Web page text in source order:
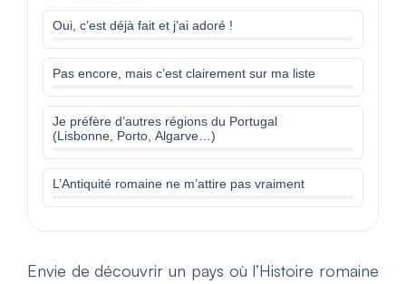
Oui, c’est déjà fait et j’ai adoré !
Pas encore, mais c’est clairement sur ma liste
Je préfère d’autres régions du Portugal
(Lisbonne, Porto, Algarve…)
L’Antiquité romaine ne m’attire pas vraiment
Envie de découvrir un pays où l’Histoire romaine